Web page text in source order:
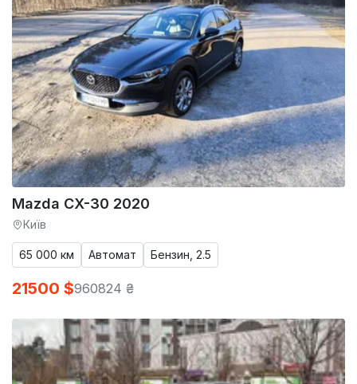
Mazda CX-30 2020
Київ
65 000 км Автомат Бензин, 2.5
21500 $960824 ₴